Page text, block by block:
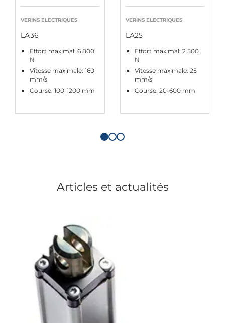
VERINS ELECTRIQUES
LA36
Effort maximal: 6 800
N
Vitesse maximale: 160
mm/s
Course: 100-1200 mm
VERINS ELECTRIQUES
LA25
Effort maximal: 2 500
N
Vitesse maximale: 25
mm/s
Course: 20-600 mm
Articles et actualités